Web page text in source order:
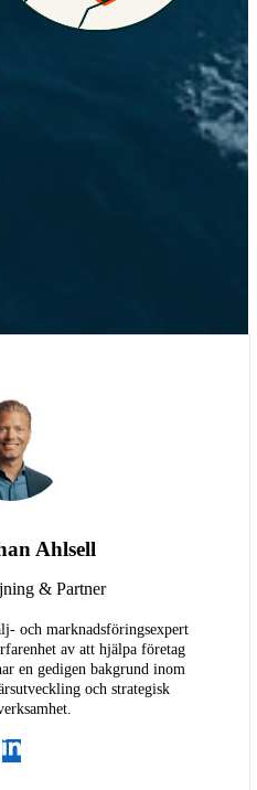
Ahlsell
& Partner
och marknadsföringsexpert
av att hjälpa företag
en gedigen bakgrund inom
och strategisk